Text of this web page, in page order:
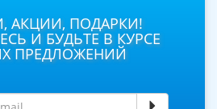
АКЦИИ, ПОДАРКИ!
И БУДЬТЕ В КУРСЕ
ПРЕДЛОЖЕНИЙ